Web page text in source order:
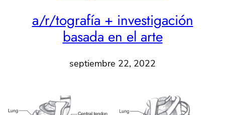
a/r/tografía + investigación
basada en el arte
septiembre 22, 2022